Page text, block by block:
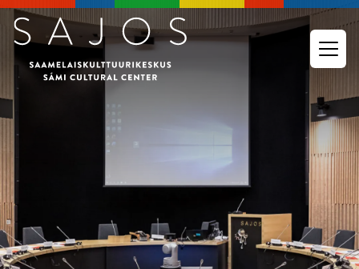
Go to main content